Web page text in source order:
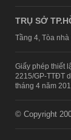
TRỤ SỞ
Tầng 4, Tòa
Giấy phép thiết
2215/GP-TTĐT
tháng 4 năm
© Copyright